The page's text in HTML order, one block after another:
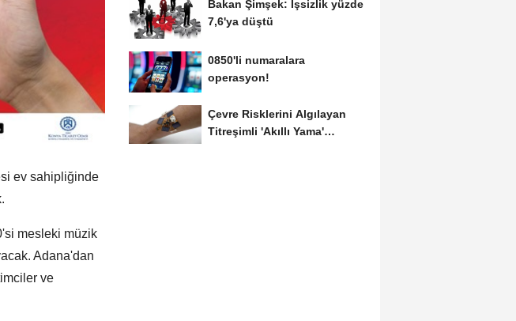
ev sahipliğinde
mesleki müzik
Adana'dan
ve
Bakan Şimşek: İşsizlik yüzde
7,6'ya düştü
0850'li numaralara
operasyon!
Çevre Risklerini Algılayan
Titreşimli 'Akıllı Yama'